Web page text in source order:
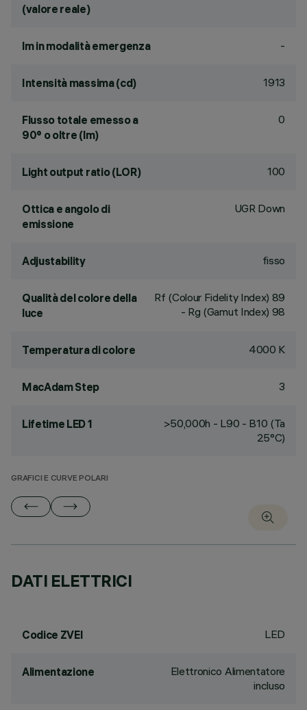
(valore reale)
lm in modalità emergenza -
Intensità massima (cd) 1913
Flusso totale emesso a
90° o oltre (lm)
0
Light output ratio (LOR) 100
Ottica e angolo di
emissione
UGR Down
Adjustability fisso
Qualità del colore della
luce
Rf (Colour Fidelity Index) 89
- Rg (Gamut Index) 98
Temperatura di colore 4000 K
MacAdam Step 3
Lifetime LED 1
>50,000h - L90 - B10 (Ta
25°C)
GRAFICI E CURVE POLARI
DATI ELETTRICI
Codice ZVEI LED
Alimentazione
Elettronico Alimentatore
incluso